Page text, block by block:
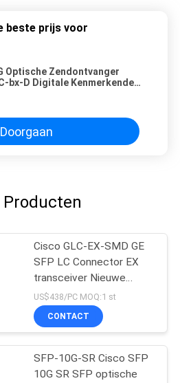
beste prijs voor
Optische Zendontvanger
bx-D Digitale Kenmerkende
Doorgaan
Producten
Cisco GLC-EX-SMD GE
SFP LC Connector EX
transceiver Nieuwe
Origineel
US$438/PC MOQ:1 st
CONTACT
SFP-10G-SR Cisco SFP
10G SR SFP optische